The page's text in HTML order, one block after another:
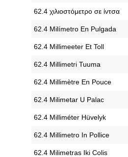
‎62.4 χιλιοστόμετρο σε ίντσα
‎62.4 Milímetro En Pulgada
‎62.4 Millimeeter Et Toll
‎62.4 Millimetri Tuuma
‎62.4 Millimètre En Pouce
‎62.4 Milimetar U Palac
‎62.4 Milliméter Hüvelyk
‎62.4 Millimetro In Pollice
‎62.4 Milimetras Iki Colis